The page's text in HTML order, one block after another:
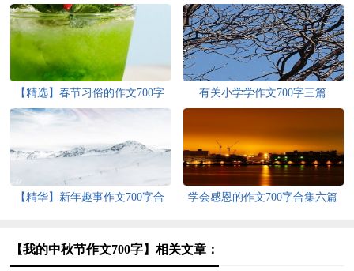
【精选】春节习俗的作文700字
九篇
有关小学学作文700字三篇
【精华】新年趣事作文700字合
学会感恩的作文700字合集六篇
【我的中秋节作文700字】相关文章：